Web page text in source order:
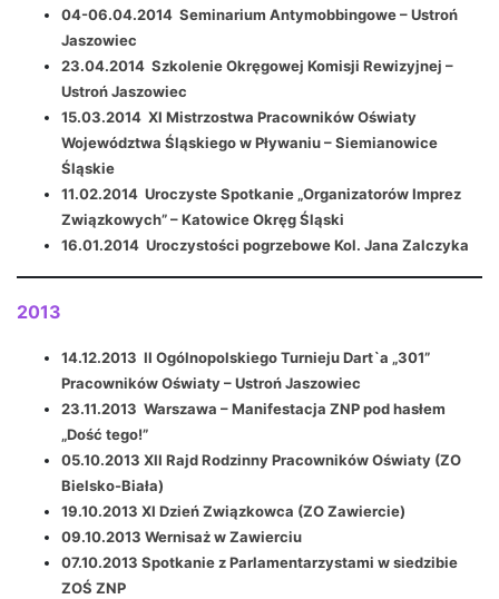
04-06.04.2014 Seminarium Antymobbingowe – Ustroń
Jaszowiec
23.04.2014 Szkolenie Okręgowej Komisji Rewizyjnej –
Ustroń Jaszowiec
15.03.2014 XI Mistrzostwa Pracowników Oświaty
Województwa Śląskiego w Pływaniu – Siemianowice
Śląskie
11.02.2014 Uroczyste Spotkanie „Organizatorów Imprez
Związkowych” – Katowice Okręg Śląski
16.01.2014 Uroczystości pogrzebowe Kol. Jana Zalczyka
2013
14.12.2013 II Ogólnopolskiego Turnieju Dart`a „301”
Pracowników Oświaty – Ustroń Jaszowiec
23.11.2013 Warszawa – Manifestacja ZNP pod hasłem
„Dość tego!”
05.10.2013 XII Rajd Rodzinny Pracowników Oświaty (ZO
Bielsko-Biała)
19.10.2013 XI Dzień Związkowca (ZO Zawiercie)
09.10.2013 Wernisaż w Zawierciu
07.10.2013 Spotkanie z Parlamentarzystami w siedzibie
ZOŚ ZNP